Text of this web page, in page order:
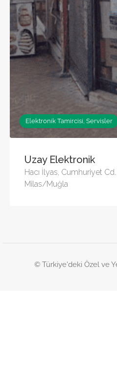
Elektronik Tamircisi, Servisler
Uzay Elektronik
Hacı İlyas, Cumhuriyet
Milas/Muğla
© Türkiye'deki Özel ve